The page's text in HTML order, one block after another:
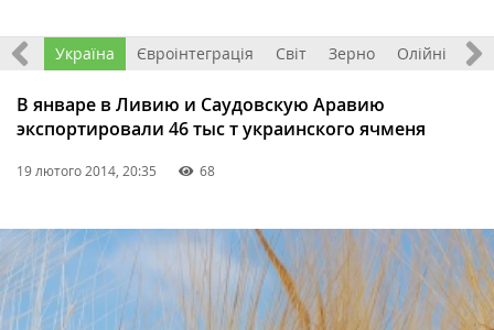
Все Україна Євроінтеграція Світ Зерно Олійні
В январе в Ливию и Саудовскую Аравию
экспортировали 46 тыс т украинского ячменя
19 лютого 2014, 20:35 68